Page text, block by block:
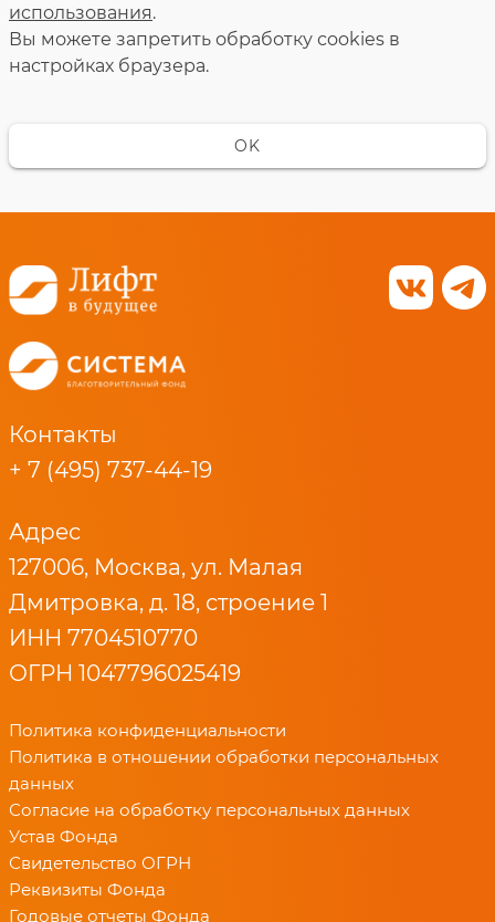
использования.
Вы можете запретить обработку сookies в
настройках браузера.
OK
Контакты
+ 7 (495) 737-44-19
Адрес
127006, Москва, ул. Малая
Дмитровка, д. 18, строение 1
ИНН 7704510770
ОГРН 1047796025419
Политика конфиденциальности
Политика в отношении обработки персональных
данных
Согласие на обработку персональных данных
Устав Фонда
Свидетельство ОГРН
Реквизиты Фонда
Годовые отчеты Фонда